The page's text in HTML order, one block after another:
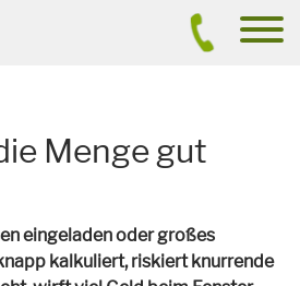
Menge gut
eingeladen oder großes
kalkuliert, riskiert knurrende